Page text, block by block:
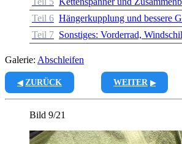
Teil 6 Hängerkupplung und bessere
Teil 7 Sonstiges: Vorderrad,
Galerie: Abschleifen
ZURÜCK WEITER
Bild 9/21